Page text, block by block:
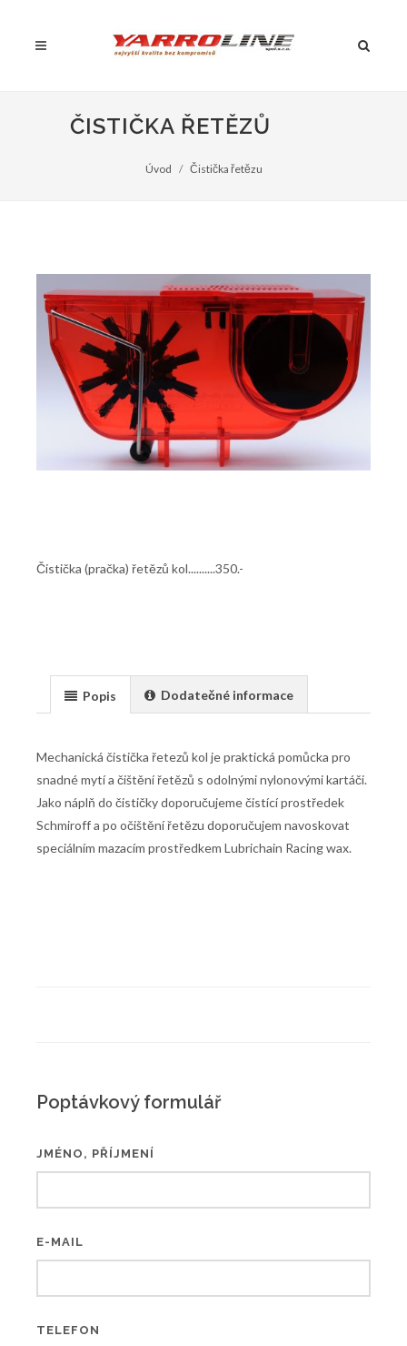
ČISTIČKA ŘETĚZŮ
Úvod Čistička řetězu
Čistička (pračka) řetězů kol..........350.-
Popis Dodatečné informace
Mechanická čistička řetezů kol je praktická pomůcka pro
snadné mytí a čištění řetězů s odolnými nylonovými kartáči.
Jako náplň do čističky doporučujeme čistící prostředek
Schmiroff a po očištění řetězu doporučujem navoskovat
speciálním mazacím prostředkem Lubrichain Racing wax.
Poptávkový formulář
JMÉNO, PŘÍJMENÍ
E-MAIL
TELEFON